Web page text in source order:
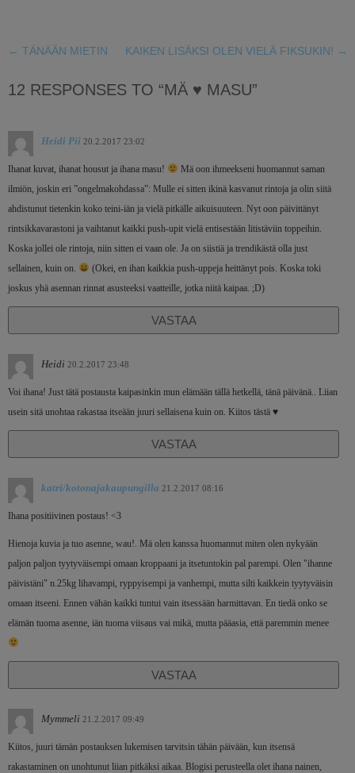
← TÄNÄÄN MIETIN KAIKEN LISÄKSI OLEN VIELÄ FIKSUKIN! →
12 RESPONSES TO “MÄ ♥ MASU”
Heidi Pii 20.2.2017 23:02
Ihanat kuvat, ihanat housut ja ihana masu!
Mä oon ihmeekseni huomannut saman
ilmiön, joskin eri ”ongelmakohdassa”: Mulle ei sitten ikinä kasvanut rintoja ja olin siitä
ahdistunut tietenkin koko teini-iän ja vielä pitkälle aikuisuuteen. Nyt oon päivittänyt
rintsikkavarastoni ja vaihtanut kaikki push-upit vielä entisestään litistäviin toppeihin.
Koska jollei ole rintoja, niin sitten ei vaan ole. Ja on siistiä ja trendikästä olla just
sellainen, kuin on.
(Okei, en ihan kaikkia push-uppeja heittänyt pois. Koska toki
joskus yhä asennan rinnat asusteeksi vaatteille, jotka niitä kaipaa. ;D)
VASTAA
Heidi 20.2.2017 23:48
Voi ihana! Just tätä postausta kaipasinkin mun elämään tällä hetkellä, tänä päivänä.. Liian
usein sitä unohtaa rakastaa itseään juuri sellaisena kuin on. Kiitos tästä ♥
VASTAA
katri/kotonajakaupungilla 21.2.2017 08:16
Ihana positiivinen postaus! <3
Hienoja kuvia ja tuo asenne, wau!. Mä olen kanssa huomannut miten olen nykyään
paljon paljon tyytyväisempi omaan kroppaani ja itsetuntokin pal parempi. Olen "ihanne
päivistäni" n.25kg lihavampi, ryppyisempi ja vanhempi, mutta silti kaikkein tyytyväisin
omaan itseeni. Ennen vähän kaikki tuntui vain itsessään harmittavan. En tiedä onko se
elämän tuoma asenne, iän tuoma viisaus vai mikä, mutta pääasia, että paremmin menee
VASTAA
Mymmeli 21.2.2017 09:49
Kiitos, juuri tämän postauksen lukemisen tarvitsin tähän päivään, kun itsensä
rakastaminen on unohtunut liian pitkäksi aikaa. Blogisi perusteella olet ihana nainen,